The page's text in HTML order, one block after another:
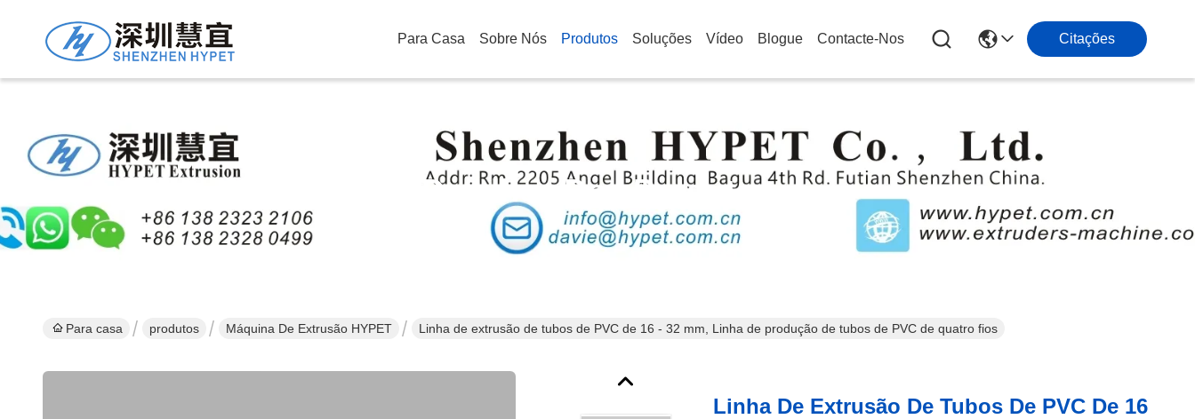
Para Casa Sobre Nós Produtos Soluções Vídeo Blogue Contacte-Nos Citações
Detalhes Dos Produtos
Para casa produtos Máquina De Extrusão HYPET Linha de extrusão de tubos de PVC de 16 - 32 mm, Linha de produção de tubos de PVC de quatro fios
Linha De Extrusão De Tubos De PVC De 16